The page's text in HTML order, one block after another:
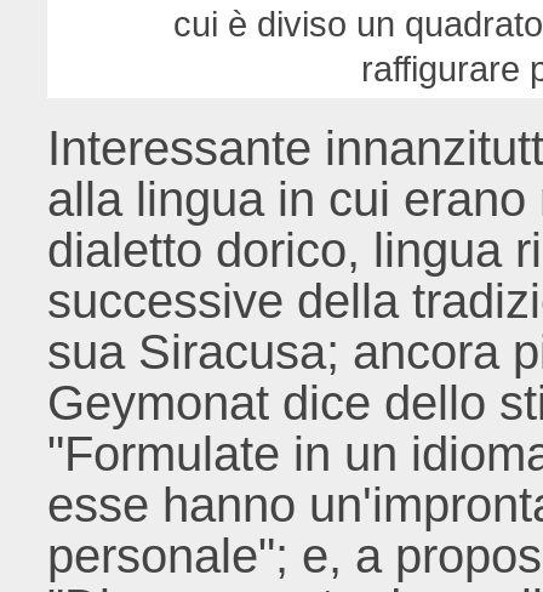
cui è diviso un
raffigurare
Interessante
alla lingua in cui
dialetto dorico, lingua
successive della
sua Siracusa; ancora
Geymonat dice dello
"Formulate in un
esse hanno
personale"; e, a